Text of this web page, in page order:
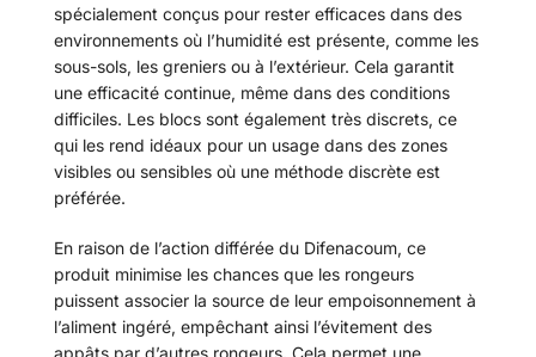
spécialement conçus pour rester efficaces dans des
environnements où l’humidité est présente, comme les
sous-sols, les greniers ou à l’extérieur. Cela garantit
une efficacité continue, même dans des conditions
difficiles. Les blocs sont également très discrets, ce
qui les rend idéaux pour un usage dans des zones
visibles ou sensibles où une méthode discrète est
préférée.
En raison de l’action différée du Difenacoum, ce
produit minimise les chances que les rongeurs
puissent associer la source de leur empoisonnement à
l’aliment ingéré, empêchant ainsi l’évitement des
appâts par d’autres rongeurs. Cela permet une